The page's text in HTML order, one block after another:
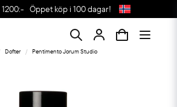
Öppet köp i 100 dagar!
Dofter Pentimento Jorum Studio